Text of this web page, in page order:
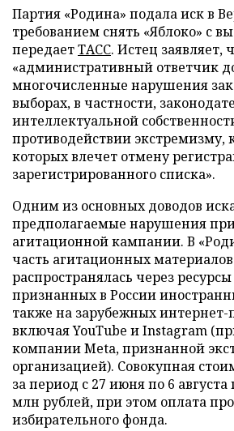
Партия «Родина» подала иск в
требованием снять «Яблоко» с
передаетТАСС. Истец заявляет,
«административный ответчик
многочисленные нарушения
выборах, в частности,
интеллектуальной
противодействии экстремизму,
которых влечет отмену
зарегистрированного списка».
Одним из основных доводов
предполагаемые нарушения
агитационной кампании. В
часть агитационных материалов
распространялась через
признанных в России
также на зарубежных
включая YouTube и Instagram
компании Meta, признанной
организацией). Совокупная
за период с 27 июня по 6
млн рублей, при этом оплата
избирательного фонда.